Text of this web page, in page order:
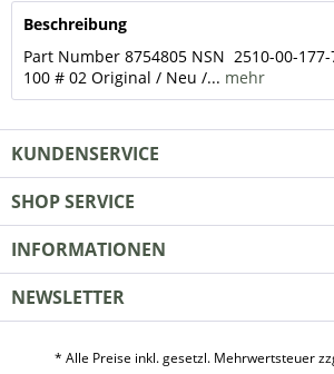
Beschreibung
Part Number 8754805 NSN 2510-00-
100 # 02 Original / Neu /... mehr
KUNDENSERVICE
SHOP SERVICE
INFORMATIONEN
NEWSLETTER
* Alle Preise inkl. gesetzl. Mehrwertsteuer